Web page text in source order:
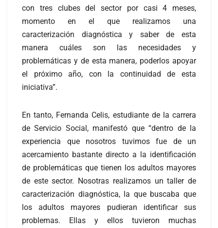
con tres clubes del sector por casi 4 meses,
momento en el que realizamos una
caracterización diagnóstica y saber de esta
manera cuáles son las necesidades y
problemáticas y de esta manera, poderlos apoyar
el próximo año, con la continuidad de esta
iniciativa”.
En tanto, Fernanda Celis, estudiante de la carrera
de Servicio Social, manifestó que “dentro de la
experiencia que nosotros tuvimos fue de un
acercamiento bastante directo a la identificación
de problemáticas que tienen los adultos mayores
de este sector. Nosotras realizamos un taller de
caracterización diagnóstica, la que buscaba que
los adultos mayores pudieran identificar sus
problemas. Ellas y ellos tuvieron muchas